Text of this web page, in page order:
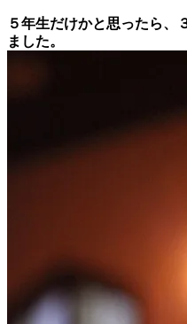
５年生だけかと思ったら、
ました。